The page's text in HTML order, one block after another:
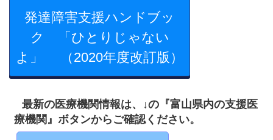
発達障害支援ハンドブッ
ク 「ひとりじゃない
よ」 （2020年度改訂版）
最新の医療機関情報は、↓の『富山県内の支援医
療機関』ボタンからご確認ください。